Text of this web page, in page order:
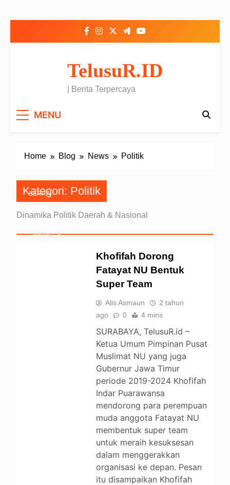
TelusuR.ID
| Berita Terpercaya
MENU
Home Blog News Politik
Kategori: Politik
Dinamika Politik Daerah & Nasional
BERITA
LIFESTYLE
Khofifah Dorong
Fatayat NU Bentuk
Super Team
Alis Asmaun
2 tahun
ago
0 4 mins
SURABAYA, TelusuR.id –
Ketua Umum Pimpinan Pusat
Muslimat NU yang juga
Gubernur Jawa Timur
periode 2019-2024 Khofifah
Indar Puarawansa
mendorong para perempuan
muda anggota Fatayat NU
membentuk super team
untuk meraih kesuksesan
dalam menggerakkan
organisasi ke depan. Pesan
itu disampaikan Khofifah